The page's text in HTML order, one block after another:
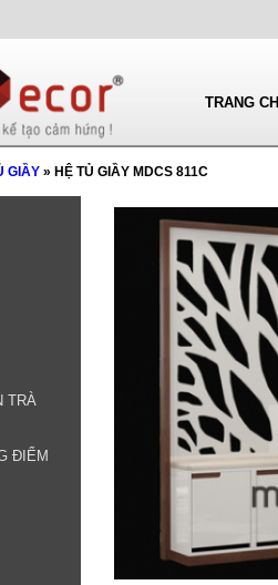
TRANG
GIẦY » HỆ TỦ GIẦY MDCS 811C
TRÀ
ĐIỂM